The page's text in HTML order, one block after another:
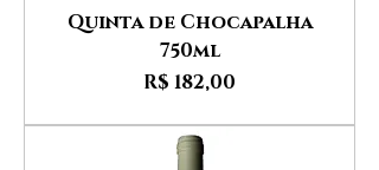
Quinta de Chocapalha
750ml
Preço
R$ 182,00